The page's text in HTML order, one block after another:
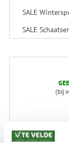
SALE
SALE
(bij
afwijkende